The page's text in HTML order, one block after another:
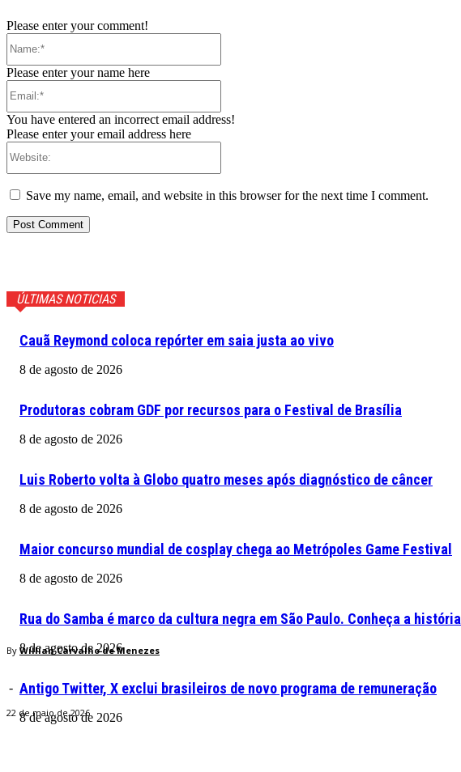
By Willian Carvalho de Menezes
-
22 de maio de 2026
Please enter your comment!
Please enter your name here
You have entered an incorrect email address!
Please enter your email address here
Save my name, email, and website in this browser for the next time I comment.
ÚLTIMAS NOTICIAS
Cauã Reymond coloca repórter em saia justa ao vivo
8 de agosto de 2026
Produtoras cobram GDF por recursos para o Festival de Brasília
8 de agosto de 2026
Luis Roberto volta à Globo quatro meses após diagnóstico de câncer
8 de agosto de 2026
Maior concurso mundial de cosplay chega ao Metrópoles Game Festival
8 de agosto de 2026
Rua do Samba é marco da cultura negra em São Paulo. Conheça a história
8 de agosto de 2026
Antigo Twitter, X exclui brasileiros de novo programa de remuneração
8 de agosto de 2026